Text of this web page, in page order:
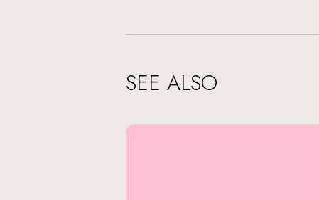
SEE ALSO